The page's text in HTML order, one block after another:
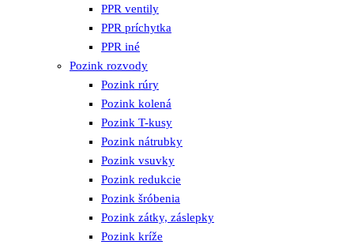
PPR ventily
PPR príchytka
PPR iné
Pozink rozvody
Pozink rúry
Pozink kolená
Pozink T-kusy
Pozink nátrubky
Pozink vsuvky
Pozink redukcie
Pozink šróbenia
Pozink zátky, záslepky
Pozink kríže